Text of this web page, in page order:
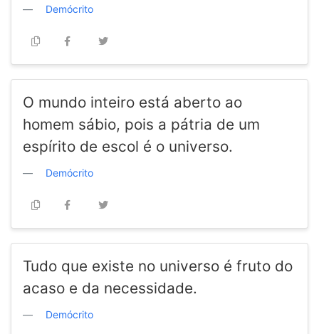
Demócrito
O mundo inteiro está aberto ao
homem sábio, pois a pátria de um
espírito de escol é o universo.
Demócrito
Tudo que existe no universo é fruto do
acaso e da necessidade.
Demócrito